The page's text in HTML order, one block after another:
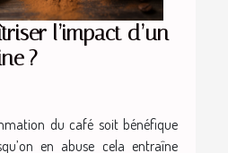
l’impact d’un
?
du café soit bénéfique
en abuse cela entraîne